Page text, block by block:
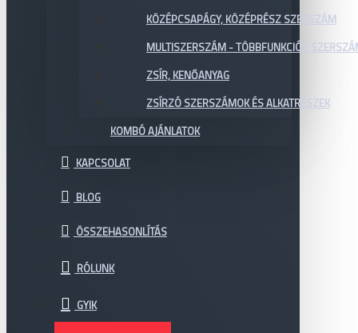
KÖZÉPCSAPÁGY, KÖZÉPRÉSZ SZERSZÁM
MULTISZERSZÁM - TÖBBFUNKCIÓS
ZSÍR, KENŐANYAG
ZSÍRZÓ SZERSZÁMOK ÉS ALKATRÉSZEK
KOMBÓ AJÁNLATOK
KAPCSOLAT
BLOG
ÖSSZEHASONLÍTÁS
RÓLUNK
GYIK